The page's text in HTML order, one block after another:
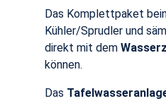
Das Komplettpaket
Kühler/Sprudler und
direkt mit dem
können.
Das